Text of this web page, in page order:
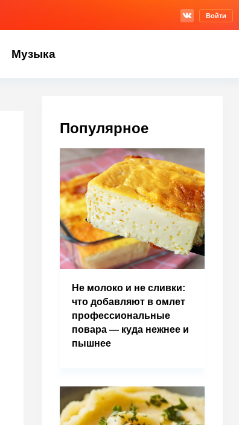
Войти
Музыка
Популярное
Не молоко и не сливки:
что добавляют в омлет
профессиональные
повара — куда нежнее и
пышнее